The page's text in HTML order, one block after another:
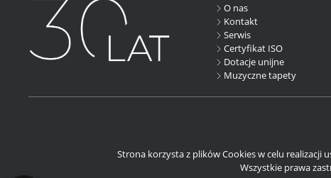
O nas
Kontakt
Serwis
Certyfikat ISO
Dotacje unijne
Muzyczne tapety
Strona korzysta z plików Cookies w celu realizacji
Wszystkie prawa